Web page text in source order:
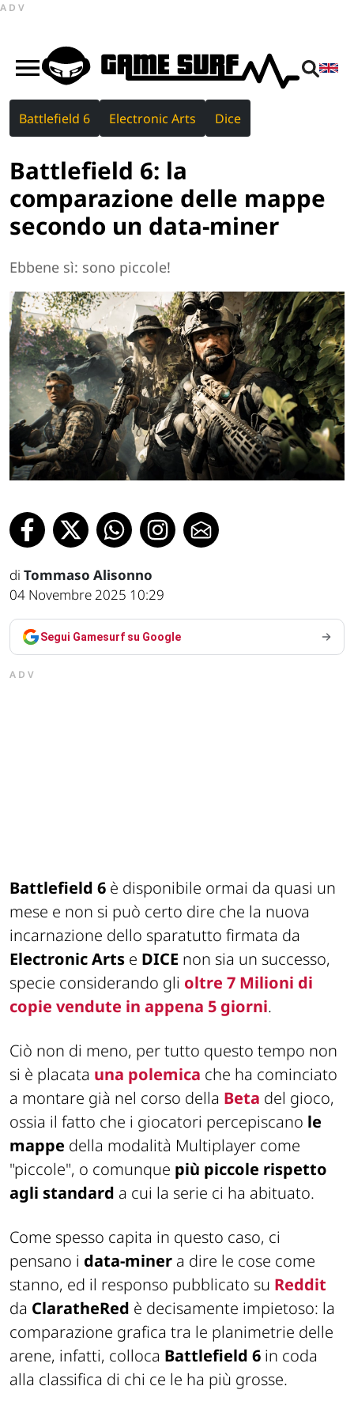
ADV
Battlefield 6 Electronic Arts Dice
Battlefield 6: la
comparazione delle mappe
secondo un data-miner
Ebbene sì: sono piccole!
di Tommaso Alisonno
04 Novembre 2025 10:29
Segui Gamesurf su Google
ADV
Battlefield 6 è disponibile ormai da quasi un
mese e non si può certo dire che la nuova
incarnazione dello sparatutto firmata da
Electronic Arts e DICE non sia un successo,
specie considerando gli oltre 7 Milioni di
copie vendute in appena 5 giorni.
Ciò non di meno, per tutto questo tempo non
si è placata una polemica che ha cominciato
a montare già nel corso della Beta del gioco,
ossia il fatto che i giocatori percepiscano le
mappe della modalità Multiplayer come
"piccole", o comunque più piccole rispetto
agli standard a cui la serie ci ha abituato.
Come spesso capita in questo caso, ci
pensano i data-miner a dire le cose come
stanno, ed il responso pubblicato su Reddit
da ClaratheRed è decisamente impietoso: la
comparazione grafica tra le planimetrie delle
arene, infatti, colloca Battlefield 6 in coda
alla classifica di chi ce le ha più grosse.